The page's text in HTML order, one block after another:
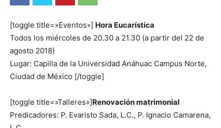
[toggle title=»Eventos»] Hora Eucarística
Todos los miércoles de 20.30 a 21.30 (a partir del 22 de
agosto 2018)
Lugar: Capilla de la Universidad Anáhuac Campus Norte,
Ciudad de México [/toggle]
[toggle title=»Talleres»]Renovación matrimonial
Predicadores: P. Evaristo Sada, L.C., P. Ignacio Camarena,